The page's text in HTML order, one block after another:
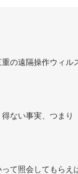
の遠隔操作ウィル
ない事実、つまり
て照会してもらえ